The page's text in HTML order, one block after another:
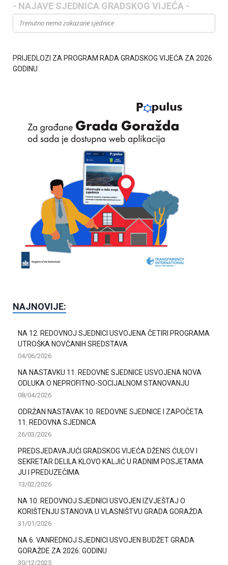
- NAJAVE SJEDNICA GRADSKOG VIJEĆA -
Trenutno nema zakazane sjednice
PRIJEDLOZI ZA PROGRAM RADA GRADSKOG VIJEĆA ZA 2026.
GODINU
NAJNOVIJE:
NA 12. REDOVNOJ SJEDNICI USVOJENA ČETIRI PROGRAMA
UTROŠKA NOVČANIH SREDSTAVA
04/06/2026
NA NASTAVKU 11. REDOVNE SJEDNICE USVOJENA NOVA
ODLUKA O NEPROFITNO-SOCIJALNOM STANOVANJU
08/04/2026
ODRŽAN NASTAVAK 10. REDOVNE SJEDNICE I ZAPOČETA
11. REDOVNA SJEDNICA
26/03/2026
PREDSJEDAVAJUĆI GRADSKOG VIJEĆA DŽENIS ĆULOV I
SEKRETAR DELILA KLOVO KALJIĆ U RADNIM POSJETAMA
JU I PREDUZEĆIMA
13/02/2026
NA 10. REDOVNOJ SJEDNICI USVOJEN IZVJEŠTAJ O
KORIŠTENJU STANOVA U VLASNIŠTVU GRADA GORAŽDA
31/01/2026
NA 6. VANREDNOJ SJEDNICI USVOJEN BUDŽET GRADA
GORAŽDE ZA 2026. GODINU
30/12/2025